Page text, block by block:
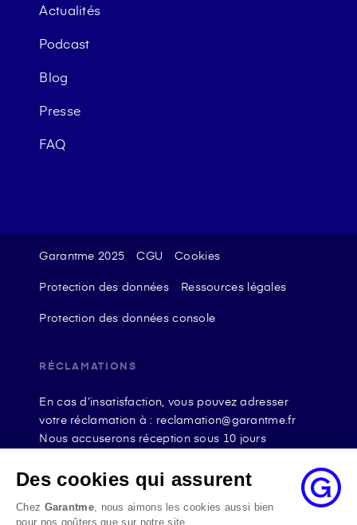
Actualités
Podcast
Blog
Presse
FAQ
Garantme 2025 CGU Cookies
Protection des données Ressources légales
Protection des données console
RÉCLAMATIONS
En cas d’insatisfaction, vous pouvez adresser
votre réclamation à : reclamation@garantme.fr
Nous accuserons réception sous 10 jours
état de cause, nous répondrons à la réclamation
au maximum dans les 2 mois.
Si le désaccord persiste, vous pouvez solliciter
Des cookies qui assurent
Chez Garantme, nous aimons les cookies aussi bien
pour nos goûters que sur notre site.